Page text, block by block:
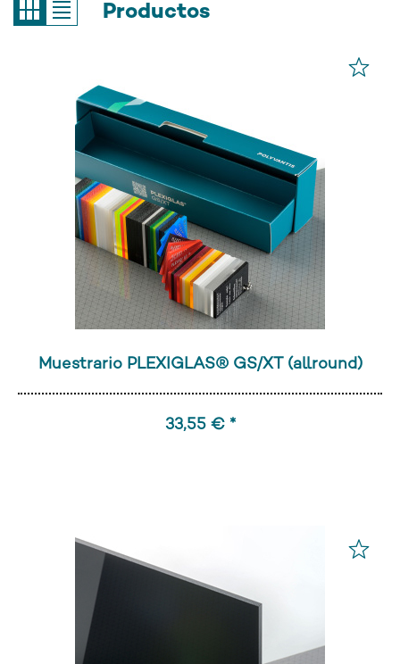
Productos
Muestrario PLEXIGLAS® GS/XT (allround)
33,55 € *